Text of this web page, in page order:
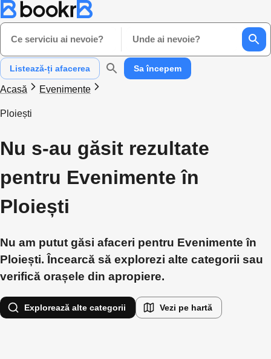
Ce serviciu ai nevoie? Unde ai nevoie?
Listează-ți afacerea Sa începem
Acasă Evenimente
Ploiești
Nu s-au găsit rezultate
pentru Evenimente în
Ploiești
Nu am putut găsi afaceri pentru Evenimente în
Ploiești. Încearcă să explorezi alte categorii sau
verifică orașele din apropiere.
Explorează alte categorii Vezi pe hartă